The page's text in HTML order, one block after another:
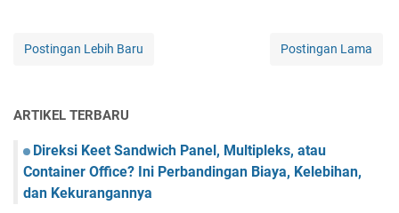
Postingan Lebih Baru Postingan Lama
ARTIKEL TERBARU
Direksi Keet Sandwich Panel, Multipleks, atau
Container Office? Ini Perbandingan Biaya, Kelebihan,
dan Kekurangannya